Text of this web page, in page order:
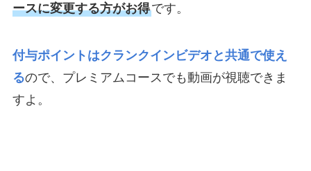
ースに変更する方がお得です。
付与ポイントはクランクインビデオと共通で使え
るので、プレミアムコースでも動画が視聴できま
すよ。